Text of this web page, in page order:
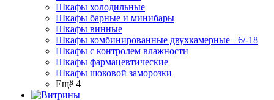
Шкафы холодильные
Шкафы барные и минибары
Шкафы винные
Шкафы комбинированные двухкамерные +6/-18
Шкафы с контролем влажности
Шкафы фармацевтические
Шкафы шоковой заморозки
Ещё 4